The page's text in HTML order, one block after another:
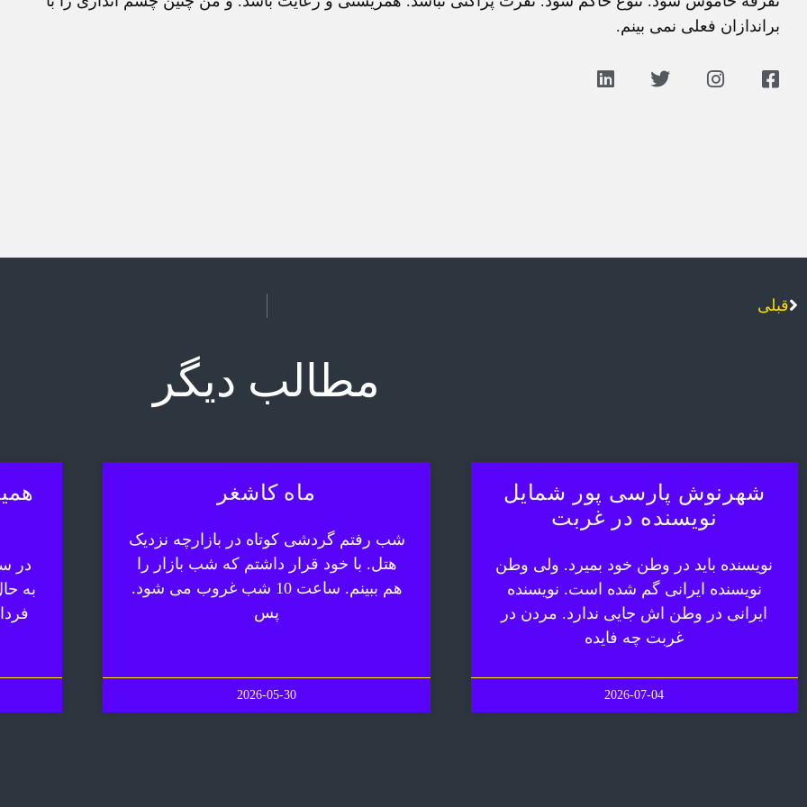
براندازان فعلی نمی بینم.
قبلی
مطالب دیگر
شهرنوش پارسی پور شمایل
نویسنده در غربت
نویسنده باید در وطن خود بمیرد. ولی وطن
نویسنده ایرانی گم شده است. نویسنده
ایرانی در وطن اش جایی ندارد. مردن در
غربت چه فایده
2026-07-04
ماه کاشغر
شب رفتم گردشی کوتاه در بازارچه نزدیک
هتل. با خود قرار داشتم که شب بازار را
هم ببینم. ساعت 10 شب غروب می شود.
پس
2026-05-30
در
به